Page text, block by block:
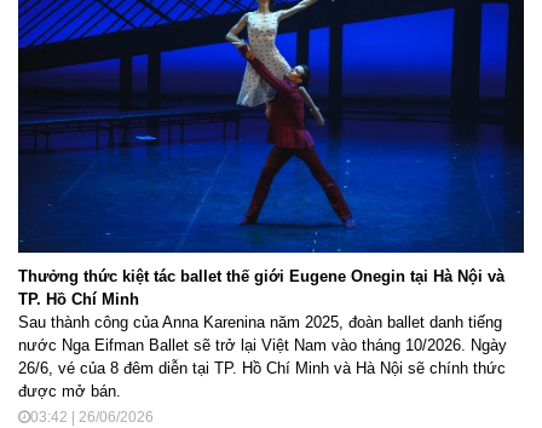
Thưởng thức kiệt tác ballet thế giới Eugene Onegin tại Hà Nội và
TP. Hồ Chí Minh
Sau thành công của Anna Karenina năm 2025, đoàn ballet danh tiếng
nước Nga Eifman Ballet sẽ trở lại Việt Nam vào tháng 10/2026. Ngày
26/6, vé của 8 đêm diễn tại TP. Hồ Chí Minh và Hà Nội sẽ chính thức
được mở bán.
03:42 | 26/06/2026